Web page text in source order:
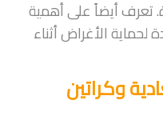
تعرف أيضاً على أهمية
لحماية الأغراض أثناء
وكراتين